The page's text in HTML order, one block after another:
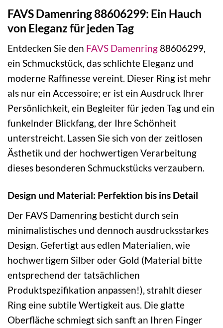
FAVS Damenring 88606299: Ein Hauch
von Eleganz für jeden Tag
Entdecken Sie den FAVS Damenring 88606299,
ein Schmuckstück, das schlichte Eleganz und
moderne Raffinesse vereint. Dieser Ring ist mehr
als nur ein Accessoire; er ist ein Ausdruck Ihrer
Persönlichkeit, ein Begleiter für jeden Tag und ein
funkelnder Blickfang, der Ihre Schönheit
unterstreicht. Lassen Sie sich von der zeitlosen
Ästhetik und der hochwertigen Verarbeitung
dieses besonderen Schmuckstücks verzaubern.
Design und Material: Perfektion bis ins Detail
Der FAVS Damenring besticht durch sein
minimalistisches und dennoch ausdrucksstarkes
Design. Gefertigt aus edlen Materialien, wie
hochwertigem Silber oder Gold (Material bitte
entsprechend der tatsächlichen
Produktspezifikation anpassen!), strahlt dieser
Ring eine subtile Wertigkeit aus. Die glatte
Oberfläche schmiegt sich sanft an Ihren Finger